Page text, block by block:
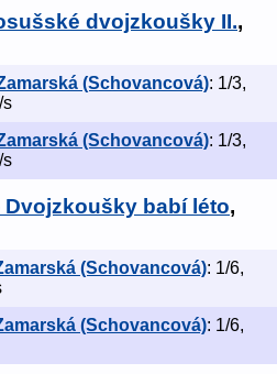
dvojzkoušky II.,
(Schovancová): 1/3,
s
(Schovancová): 1/3,
s
babí léto,
(Schovancová): 1/6,
(Schovancová): 1/6,